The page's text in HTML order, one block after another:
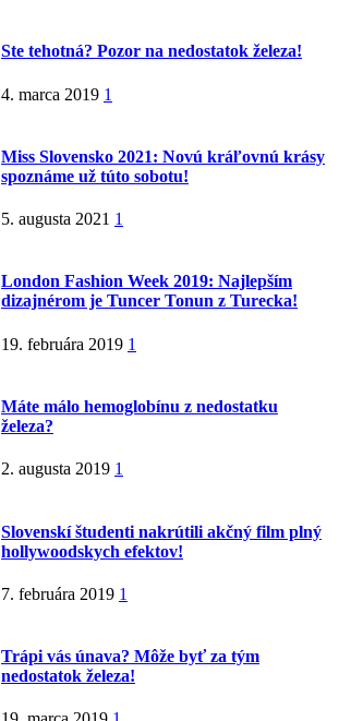
Ste tehotná? Pozor na nedostatok železa!
4. marca 2019 1
Miss Slovensko 2021: Novú kráľovnú krásy
spoznáme už túto sobotu!
5. augusta 2021 1
London Fashion Week 2019: Najlepším
dizajnérom je Tuncer Tonun z Turecka!
19. februára 2019 1
Máte málo hemoglobínu z nedostatku
železa?
2. augusta 2019 1
Slovenskí študenti nakrútili akčný film plný
hollywoodskych efektov!
7. februára 2019 1
Trápi vás únava? Môže byť za tým
nedostatok železa!